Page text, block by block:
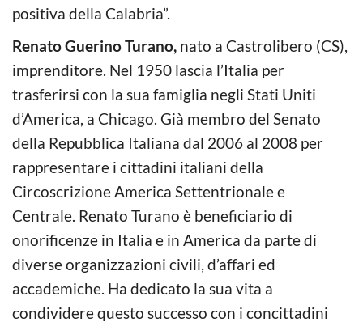
positiva della Calabria”.
Renato Guerino Turano, nato a Castrolibero (CS),
imprenditore. Nel 1950 lascia l’Italia per
trasferirsi con la sua famiglia negli Stati Uniti
d’America, a Chicago. Già membro del Senato
della Repubblica Italiana dal 2006 al 2008 per
rappresentare i cittadini italiani della
Circoscrizione America Settentrionale e
Centrale. Renato Turano è beneficiario di
onorificenze in Italia e in America da parte di
diverse organizzazioni civili, d’affari ed
accademiche. Ha dedicato la sua vita a
condividere questo successo con i concittadini